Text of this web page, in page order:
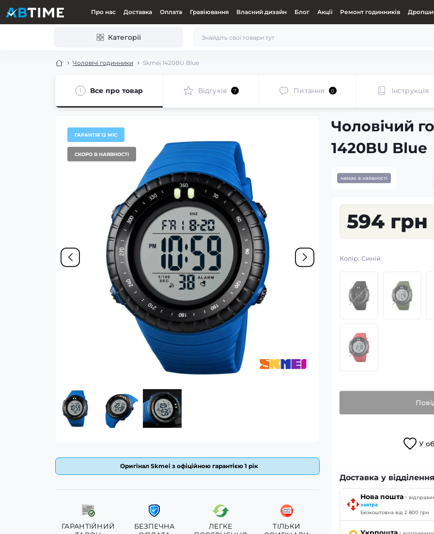
Про нас Доставка Оплата Гравіювання Власний дизайн Блог Акції Ремонт годинників
Категорії
Чоловічі годинники Skmei 1420BU Blue
Все про товар Відгуків 7 Питання 0 Інструкція
ГАРАНТІЯ 12 МІС
СКОРО В НАЯВНОСТІ
Оригінал Skmei з офіційною гарантією 1 рік
ГАРАНТІЙНИЙ
БЕЗПЕЧНА
ЛЕГКЕ
ТІЛЬКИ
Чоловічий
1420BU Blue
немає в наявності
594 грн
Колір: Синій
У
Доставка у
Нова пошта ·
завтра
Безкоштовна від 2 800 грн
·